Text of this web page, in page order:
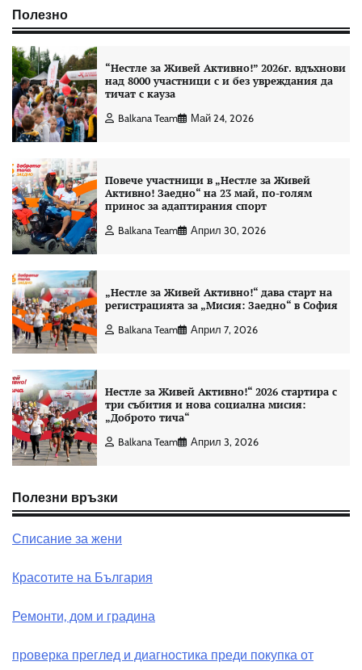
Полезно
“Нестле за Живей Aктивно!” 2026г. вдъхнови
над 8000 участници с и без увреждания да
тичат с кауза
Balkana Team Май 24, 2026
Повече участници в „Нестле за Живей
Активно! Заедно“ на 23 май, по-голям
принос за адаптирания спорт
Balkana Team Април 30, 2026
„Нестле за Живей Активно!“ дава старт на
регистрацията за „Мисия: Заедно“ в София
Balkana Team Април 7, 2026
Нестле за Живей Активно!“ 2026 стартира с
три събития и нова социална мисия:
„Доброто тича“
Balkana Team Април 3, 2026
Полезни връзки
Списание за жени
Красотите на България
Ремонти, дом и градина
проверка преглед и диагностика преди покупка от